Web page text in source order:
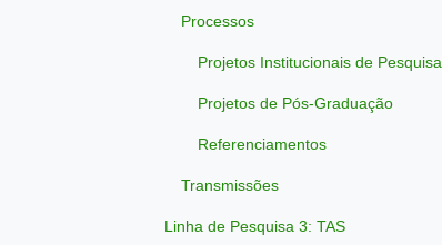
Processos
Projetos Institucionais de Pesquisa
Projetos de Pós-Graduação
Referenciamentos
Transmissões
Linha de Pesquisa 3: TAS